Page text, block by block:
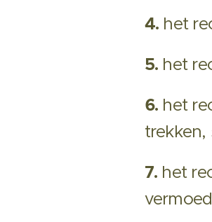
4. het
5. het
6. het
trekken,
7. het